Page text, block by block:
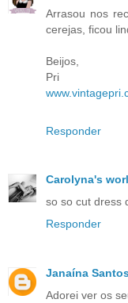
Arrasou nos
cerejas, ficou
Beijos,
Pri
Responder
Carolyna's
so so cut dress
Responder
Janaína
Adorei ver os